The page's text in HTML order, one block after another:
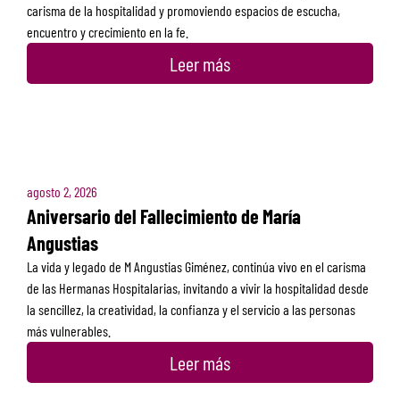
carisma de la hospitalidad y promoviendo espacios de escucha,
encuentro y crecimiento en la fe.
Leer más
agosto 2, 2026
Aniversario del Fallecimiento de María
Angustias
La vida y legado de M Angustias Giménez, continúa vivo en el carisma
de las Hermanas Hospitalarias, invitando a vivir la hospitalidad desde
la sencillez, la creatividad, la confianza y el servicio a las personas
más vulnerables.
Leer más